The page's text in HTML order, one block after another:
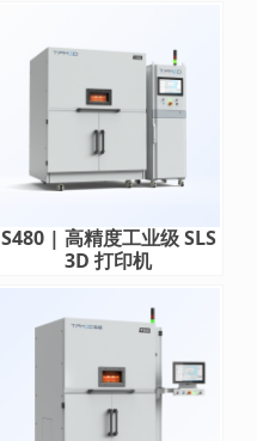
S480 | 高精度工业级 SLS
3D 打印机